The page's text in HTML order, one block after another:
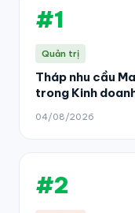
#1
Quản trị
Tháp nhu cầu
trong Kinh
04/08/2026
#2